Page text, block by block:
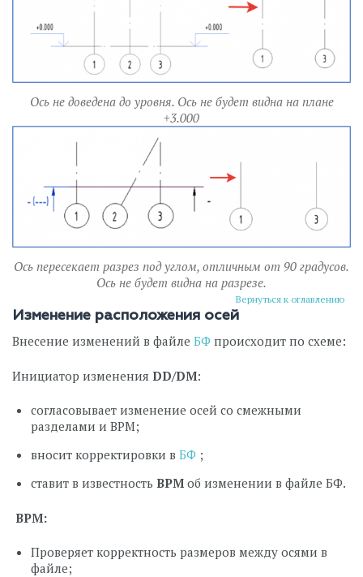
Ось не доведена до уровня. Ось не будет видна на плане
+3.000
Ось пересекает разрез под углом, отличным от 90 градусов.
Ось не будет видна на разрезе.
Вернуться к оглавлению
Изменение расположения осей
Внесение изменений в файле БФ происходит по схеме:
Инициатор изменения DD/DM:
согласовывает изменение осей со смежными
разделами и BPM;
вносит корректировки в БФ ;
ставит в известность BPMоб изменении в файле БФ.
BPM:
Проверяет корректность размеров между осями в
файле;